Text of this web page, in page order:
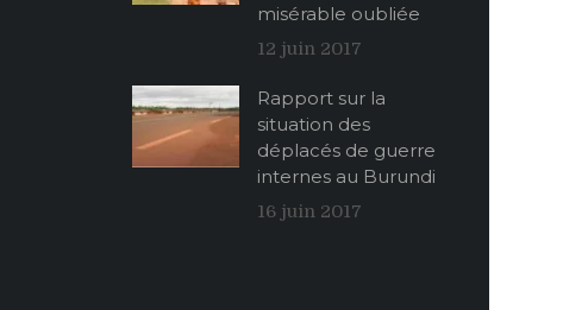
misérable oubliée
12 juin 2017
Rapport sur la
situation des
déplacés de guerre
internes au Burundi
16 juin 2017